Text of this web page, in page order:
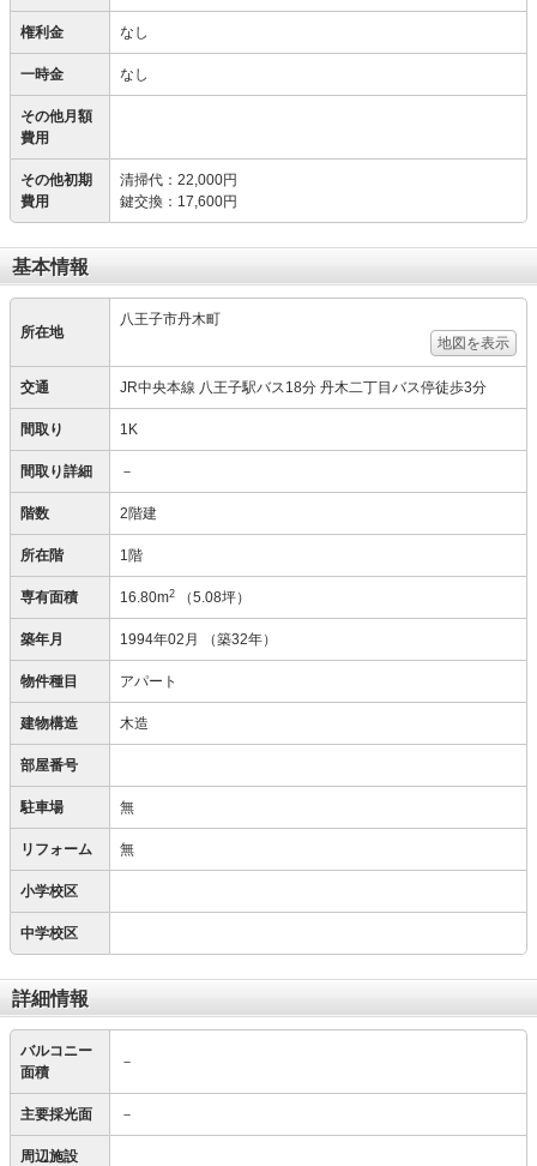
権利金 なし
一時金 なし
その他月額
費用
その他初期
費用
清掃代 ： 22,000円
鍵交換 ： 17,600円
基本情報
所在地
八王子市丹木町
地図を表示
交通 JR中央本線 八王子駅バス18分 丹木二丁目バス停徒歩3分
間取り 1K
間取り詳細 －
階数 2階建
所在階 1階
専有面積 16.80m2 （5.08坪）
築年月 1994年02月 （築32年）
物件種目 アパート
建物構造 木造
部屋番号
駐車場 無
リフォーム 無
小学校区
中学校区
詳細情報
バルコニー
面積
－
主要採光面 －
周辺施設